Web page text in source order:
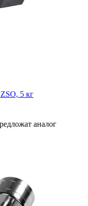
5 кг
аналог